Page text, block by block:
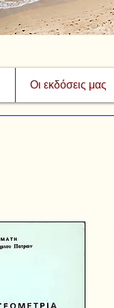
Οι εκδόσεις μας